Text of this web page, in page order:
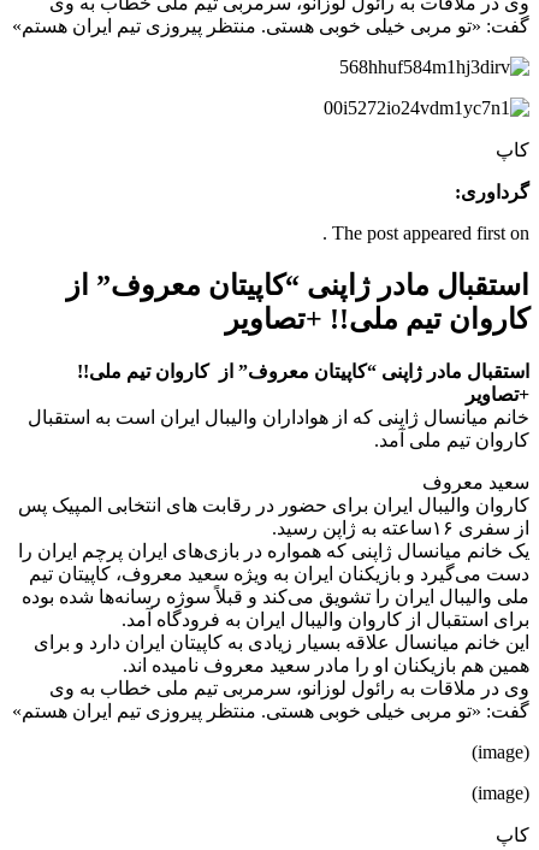
گفت: «تو مربی خیلی خوبی هستی. منتظر پیروزی تیم ایران هستم»
کاپ
گرداوری:
The post appeared first on .
استقبال مادر ژاپنی “کاپیتان معروف” از
کاروان تیم ملی!! +تصاویر
استقبال مادر ژاپنی “کاپیتان معروف” از کاروان تیم ملی!!
+تصاویر
خانم میانسال ژاپنی که از هواداران والیبال ایران است به استقبال
کاروان تیم ملی آمد.
سعید معروف
کاروان والیبال ایران برای حضور در رقابت های انتخابی المپیک پس
از سفری ۱۶ساعته به ژاپن رسید.
یک خانم میانسال ژاپنی که همواره در بازی‌های ایران پرچم ایران را
دست می‌گیرد و بازیکنان ایران به ویژه سعید معروف، کاپیتان تیم
ملی والیبال ایران را تشویق می‌کند و قبلاً سوژه رسانه‌ها شده بوده
برای استقبال از کاروان والیبال ایران به فرودگاه آمد.
این خانم میانسال علاقه بسیار زیادی به کاپیتان ایران دارد و برای
همین هم بازیکنان او را مادر سعید معروف نامیده اند.
وی در ملاقات به رائول لوزانو، سرمربی تیم ملی خطاب به وی
گفت: «تو مربی خیلی خوبی هستی. منتظر پیروزی تیم ایران هستم»
(image)
(image)
کاپ